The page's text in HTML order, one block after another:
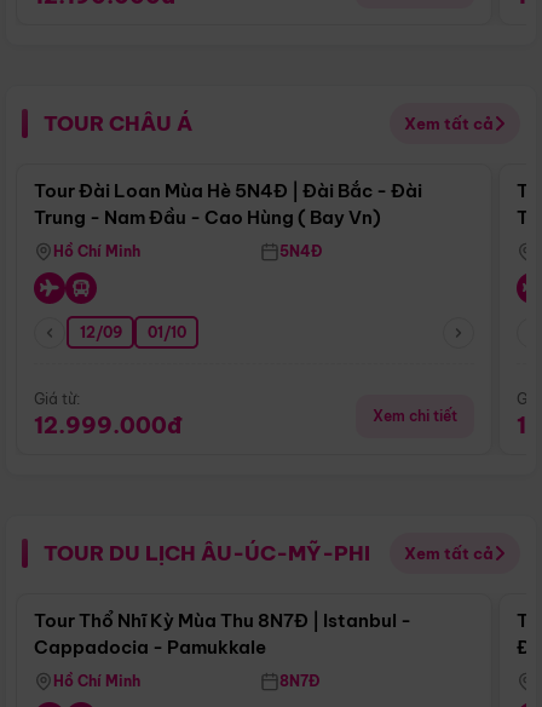
TOUR CHÂU Á Xem tất cả
Điểm nổi bật
Tour Đài Loan Mùa Hè 5N4Đ | Đài Bắc - Đài
Trung - Nam Đầu - Cao Hùng ( Bay Vn)
Hồ Chí Minh 5N4Đ
12/09 01/10
Giá từ:
12.999.000đ Xem chi tiết
TOUR DU LỊCH ÂU-ÚC-MỸ-PHI Xem tất cả
Điểm nổi bật
Tour Thổ Nhĩ Kỳ Mùa Thu 8N7Đ | Istanbul -
Cappadocia - Pamukkale
Hồ Chí Minh 8N7Đ